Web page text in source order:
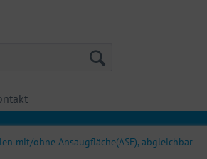
mit/ohne Ansaugfläche(ASF), abgleichbar